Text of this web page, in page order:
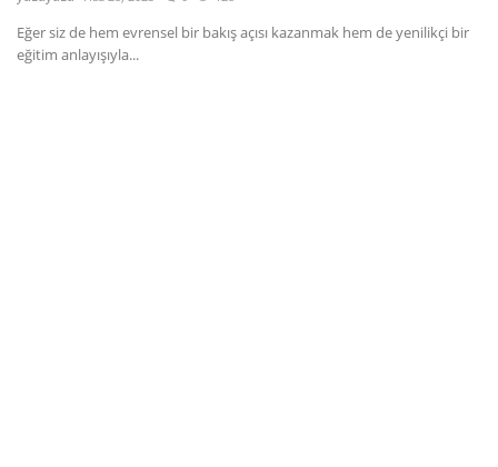
Dil
Eğer siz de hem evrensel bir bakış açısı kazanmak hem de yenilikçi bir
eğitim anlayışıyla...